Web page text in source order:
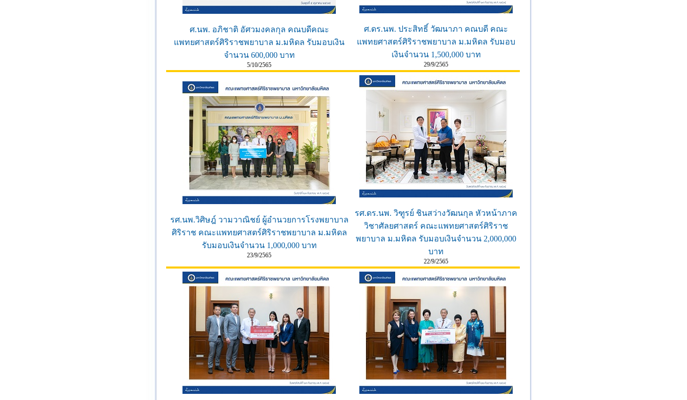
ศ.นพ. อภิชาติ อัศวมงคลกุล คณบดีคณะ
แพทยศาสตร์ศิริราชพยาบาล ม.มหิดล รับมอบเงิน
จำนวน 600,000 บาท
5/10/2565
ศ.ดร.นพ. ประสิทธิ์ วัฒนาภา คณบดี คณะ
แพทยศาสตร์ศิริราชพยาบาล ม.มหิดล รับมอบ
เงินจำนวน 1,500,000 บาท
29/9/2565
รศ.นพ.วิศิษฎ์ วามวาณิชย์ ผู้อำนวยการโรงพยาบาล
ศิริราช คณะแพทยศาสตร์ศิริราชพยาบาล ม.มหิดล
รับมอบเงินจำนวน 1,000,000 บาท
23/9/2565
รศ.ดร.นพ. วิฑูรย์ ชินสว่างวัฒนกุล หัวหน้าภาค
วิชาศัลยศาสตร์ คณะแพทยศาสตร์ศิริราช
พยาบาล ม.มหิดล รับมอบเงินจำนวน 2,000,000
บาท
22/9/2565